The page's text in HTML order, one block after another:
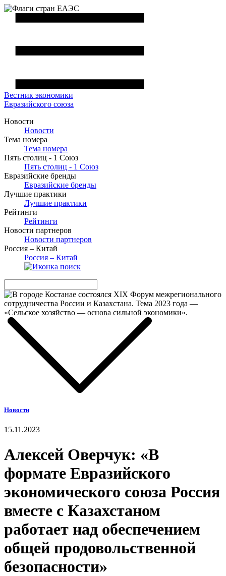
Вестник экономики
Евразийского союза
Новости
Новости
Тема номера
Тема номера
Пять столиц - 1 Союз
Пять столиц - 1 Союз
Евразийские бренды
Евразийские бренды
Лучшие практики
Лучшие практики
Рейтинги
Рейтинги
Новости партнеров
Новости партнеров
Россия – Китай
Россия – Китай
Новости
15.11.2023
Алексей Оверчук: «В
формате Евразийского
экономического союза Россия
вместе с Казахстаном
работает над обеспечением
общей продовольственной
безопасности»